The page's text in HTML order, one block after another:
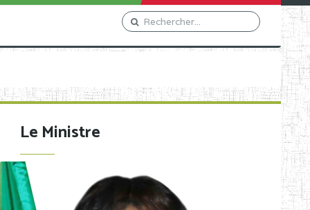
francophone
Orientation Conseil
Gestion du Personnel
Demande de subvention
Le Ministre